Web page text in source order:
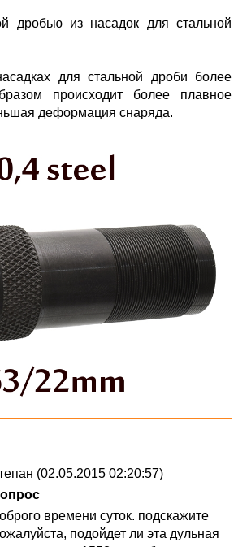
дробью из насадок для стальной
для стальной дроби более
происходит более плавное
деформация снаряда.
(02.05.2015 02:20:57)
времени суток. подскажите
подойдет ли эта дульная